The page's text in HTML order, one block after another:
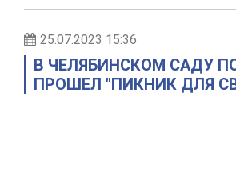
25.07.2023 15:36
В ЧЕЛЯБИНСКОМ САДУ
ПРОШЕЛ "ПИКНИК ДЛЯ